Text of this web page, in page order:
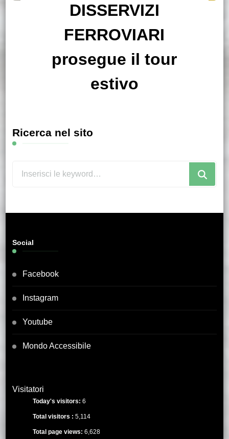
DISSERVIZI
FERROVIARI
prosegue il tour
estivo
Ricerca nel sito
Social
Facebook
Instagram
Youtube
Mondo Accessibile
Visitatori
Today's visitors: 6
Total visitors : 5,114
Total page views: 6,628